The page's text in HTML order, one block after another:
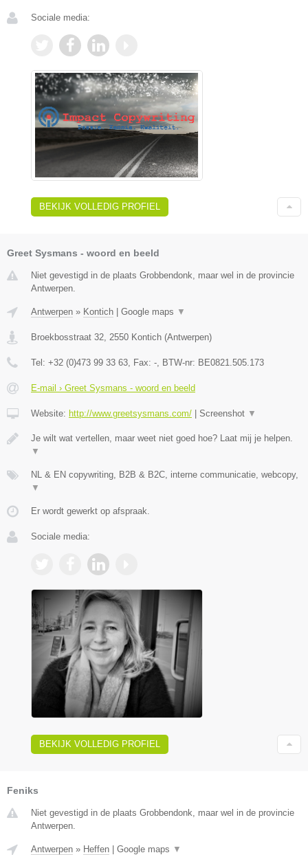
Sociale media:
BEKIJK VOLLEDIG PROFIEL
Greet Sysmans - woord en beeld
Niet gevestigd in de plaats Grobbendonk, maar wel in de provincie
Antwerpen.
Antwerpen » Kontich Google maps ▼
Broekbosstraat 32, 2550 Kontich (Antwerpen)
Tel: +32 (0)473 99 33 63, Fax: -, BTW-nr: BE0821.505.173
E-mail › Greet Sysmans - woord en beeld
Website: http://www.greetsysmans.com/ Screenshot ▼
Je wilt wat vertellen, maar weet niet goed hoe? Laat mij je helpen.
▼
NL & EN copywriting, B2B & B2C, interne communicatie, webcopy,
▼
Er wordt gewerkt op afspraak.
Sociale media:
BEKIJK VOLLEDIG PROFIEL
Feniks
Niet gevestigd in de plaats Grobbendonk, maar wel in de provincie
Antwerpen.
Antwerpen » Heffen Google maps ▼